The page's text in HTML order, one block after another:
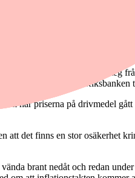
Det finns dock en
är det alldeles för tidigt för
KPIF exklusive energi steg
till 7,5 procent. Riksbanken
har priserna på drivmedel
att det finns en stor osäkerhet
brant nedåt och redan